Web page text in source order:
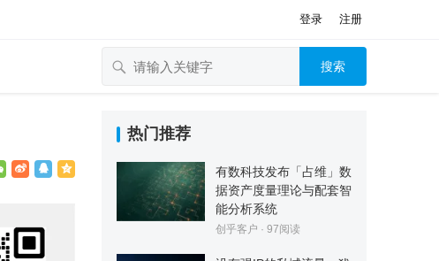
登录 注册
搜索
热门推荐
有数科技发布「占维」数
据资产度量理论与配套智
能分析系统
创乎客户 · 97阅读